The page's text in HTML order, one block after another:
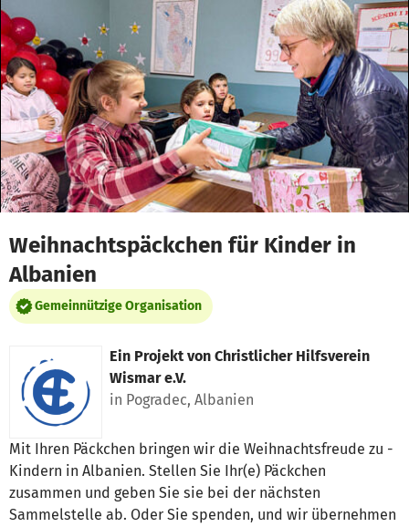
Zum Hauptinhalt springen
Erklärung zur Barrierefreiheit anzeigen
Weihnachtspäckchen für Kinder in
Albanien
Gemeinnützige Organisation
Ein Projekt von Christlicher Hilfsverein
Wismar e.V.
in Pogradec, Albanien
Mit Ihren Päckchen bringen wir die Weihnachtsfreude zu ­
Kindern in Albanien. Stellen Sie Ihr(e) Päckchen
zusammen und geben Sie sie bei der nächsten
Sammelstelle ab. Oder Sie spenden, und wir übernehmen